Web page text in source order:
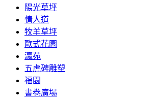
陽光草坪
情人道
牧羊草坪
歐式花園
瀛苑
五虎碑雕塑
福園
書卷廣場